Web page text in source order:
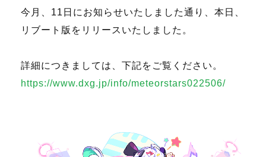
今月、11日にお知らせいたしました通り、本日、
リブート版をリリースいたしました。
詳細につきましては、下記をご覧ください。
https://www.dxg.jp/info/meteorstars022506/